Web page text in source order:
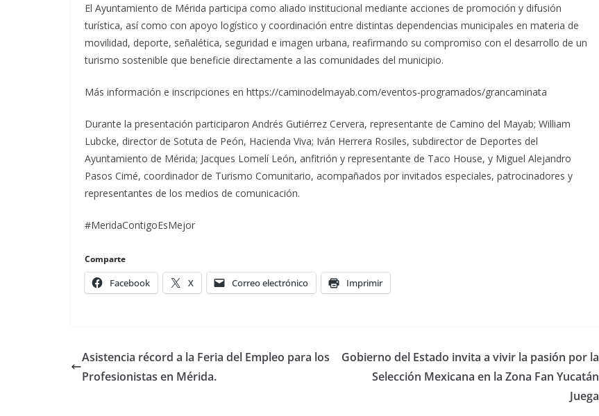
El Ayuntamiento de Mérida participa como aliado institucional mediante acciones de promoción y difusión
turística, así como con apoyo logístico y coordinación entre distintas dependencias municipales en materia de
movilidad, deporte, señalética, seguridad e imagen urbana, reafirmando su compromiso con el desarrollo de un
turismo sostenible que beneficie directamente a las comunidades del municipio.
Más información e inscripciones en https://caminodelmayab.com/eventos-programados/grancaminata
Durante la presentación participaron Andrés Gutiérrez Cervera, representante de Camino del Mayab; William
Lubcke, director de Sotuta de Peón, Hacienda Viva; Iván Herrera Rosiles, subdirector de Deportes del
Ayuntamiento de Mérida; Jacques Lomelí León, anfitrión y representante de Taco House, y Miguel Alejandro
Pasos Cimé, coordinador de Turismo Comunitario, acompañados por invitados especiales, patrocinadores y
representantes de los medios de comunicación.
#MeridaContigoEsMejor
Comparte
Facebook X Correo electrónico Imprimir
Asistencia récord a la Feria del Empleo para los
Profesionistas en Mérida.
Gobierno del Estado invita a vivir la pasión por la
Selección Mexicana en la Zona Fan Yucatán
Juega